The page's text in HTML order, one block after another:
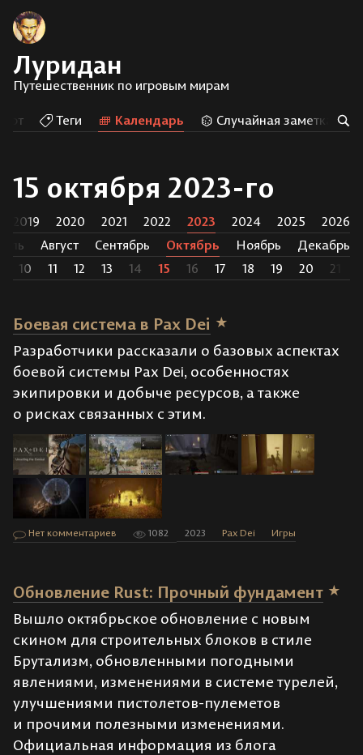
Луридан
Путешественник по игровым мирам
Арт Теги Календарь Случайная заметка
15 октября 2023-го
2019 2020 2021 2022 2023 2024 2025
2026
Август Сентябрь Октябрь Ноябрь
Декабрь
10 11 12 13 14 15 16 17 18 19 20 21
Боевая система в Pax Dei
Разработчики рассказали о базовых аспектах
боевой системы Pax Dei, особенностях
экипировки и добыче ресурсов, а также
о рисках связанных с этим.
Нет комментариев 1082 2023 Pax Dei Игры
Обновление Rust: Прочный фундамент
Вышло октябрьское обновление с новым
скином для строительных блоков в стиле
Брутализм, обновленными погодными
явлениями, изменениями в системе турелей,
улучшениями пистолетов-пулеметов
и прочими полезными изменениями.
Официальная информация из блога